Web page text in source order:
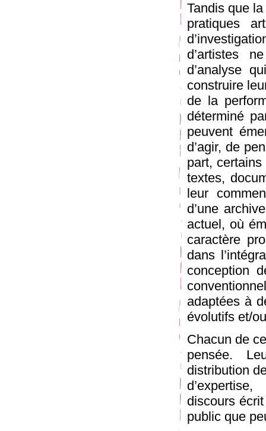
Tandis que
pratiques
d’artistes
d’analyse
construire
de la
déterminé
peuvent
d’agir, de
part, certains
textes,
leur
d’une
actuel, où
caractère
dans
conception
adaptées à
évolutifs et/
Chacun de
pensée.
distribution
discours
public que